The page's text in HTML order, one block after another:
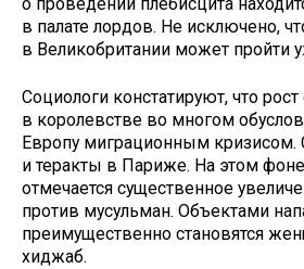
в палате лордов. Не исключено,
в Великобритании может пройти
Социологи констатируют, что
в королевстве во многом
Европу миграционным
и теракты в Париже. На этом
отмечается существенное
против мусульман. Объектами
преимущественно становятся
хиджаб.